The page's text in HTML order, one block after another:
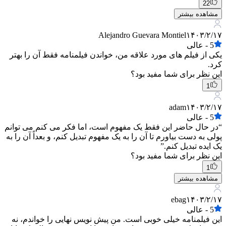
22
مشاهده بیشتر
Alejandro Guevara Montiel۱۴۰۳/۲/۱۷
5
- عالی
یکی از فیلم های مورد علاقه من، خواندن فیلمنامه فقط آن را بهتر
کرد.
این نظر برای شما مفید بود؟
1
adam۱۴۰۳/۲/۱۷
5
- عالی
“در حال حاضر این فقط یک مفهوم است، اما فکر می کنم می توانم
پولی به دست بیاورم تا آن را به یک مفهوم تبدیل کنم، و بعداً آن را به
یک ایده تبدیل کنم.”
این نظر برای شما مفید بود؟
1
مشاهده بیشتر
ebag۱۴۰۳/۲/۱۷
5
- عالی
این فیلمنامه خیلی خوبی است. من پیش نویس نهایی را خواندم، نه